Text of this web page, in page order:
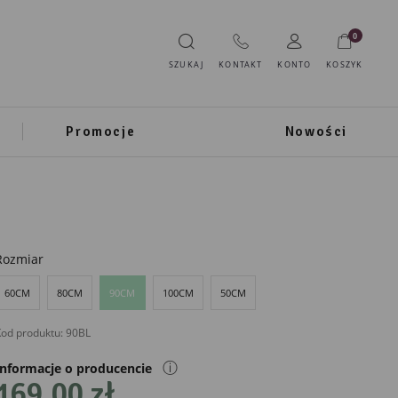
SZUKAJ KONTAKT KONTO KOSZYK
0
Promocje Nowości
60CM 80CM 90CM 100CM 50CM
produktu: 90BL
o producencie ⓘ